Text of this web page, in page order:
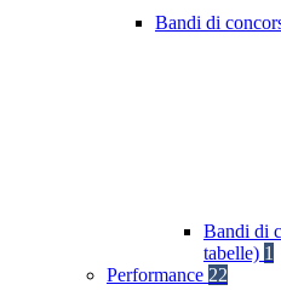
Bandi di
Bandi di
tabelle) 1
Performance 22